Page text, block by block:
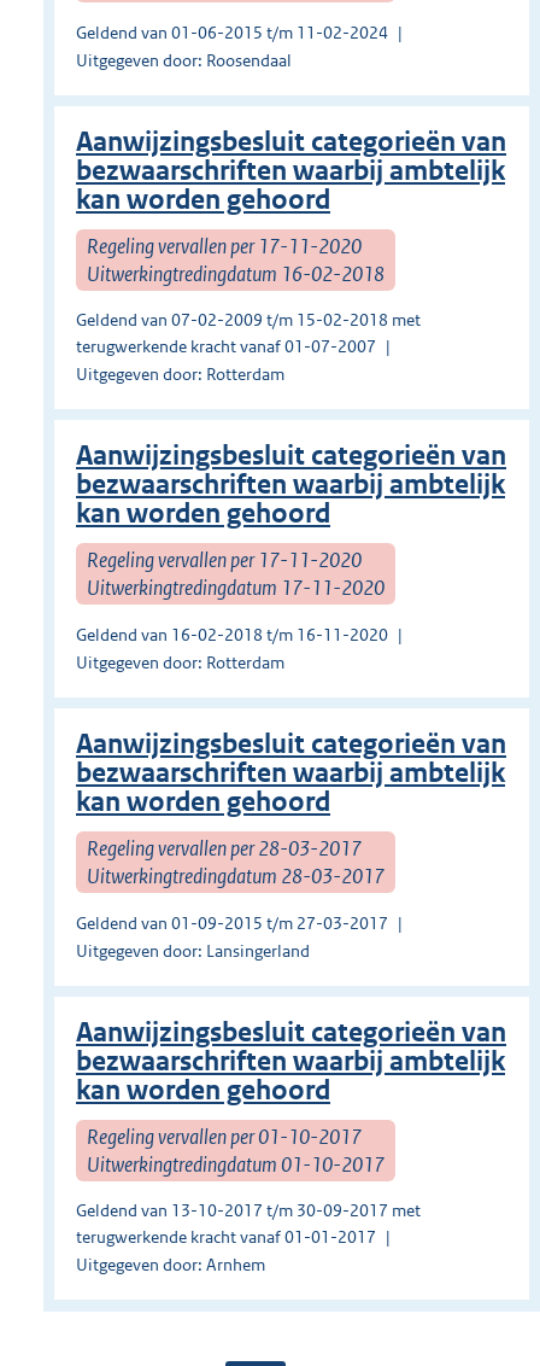
Geldend van 01-06-2015 t/m 11-02-2024
Uitgegeven door: Roosendaal
Aanwijzingsbesluit categorieën van
bezwaarschriften waarbij ambtelijk
kan worden gehoord
Regeling vervallen per 17-11-2020
Uitwerkingtredingdatum 16-02-2018
Geldend van 07-02-2009 t/m 15-02-2018 met
terugwerkende kracht vanaf 01-07-2007
Uitgegeven door: Rotterdam
Aanwijzingsbesluit categorieën van
bezwaarschriften waarbij ambtelijk
kan worden gehoord
Regeling vervallen per 17-11-2020
Uitwerkingtredingdatum 17-11-2020
Geldend van 16-02-2018 t/m 16-11-2020
Uitgegeven door: Rotterdam
Aanwijzingsbesluit categorieën van
bezwaarschriften waarbij ambtelijk
kan worden gehoord
Regeling vervallen per 28-03-2017
Uitwerkingtredingdatum 28-03-2017
Geldend van 01-09-2015 t/m 27-03-2017
Uitgegeven door: Lansingerland
Aanwijzingsbesluit categorieën van
bezwaarschriften waarbij ambtelijk
kan worden gehoord
Regeling vervallen per 01-10-2017
Uitwerkingtredingdatum 01-10-2017
Geldend van 13-10-2017 t/m 30-09-2017 met
terugwerkende kracht vanaf 01-01-2017
Uitgegeven door: Arnhem